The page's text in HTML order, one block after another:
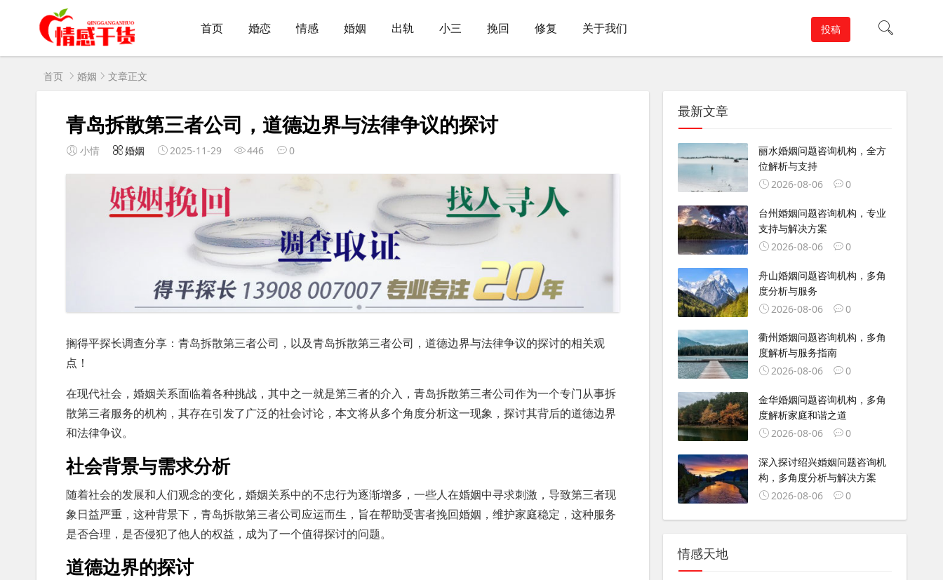
首页 婚恋 情感 婚姻 出轨 小三 挽回 修复 关于我们 投稿
首页 婚姻 文章正文
青岛拆散第三者公司，道德边界与法律争议的探讨
小情 婚姻 2025-11-29 446 0
搁得平探长调查分享：青岛拆散第三者公司，以及青岛拆散第三者公司，道德边界与法律争议的探讨的相关观
点！
在现代社会，婚姻关系面临着各种挑战，其中之一就是第三者的介入，青岛拆散第三者公司作为一个专门从事拆
散第三者服务的机构，其存在引发了广泛的社会讨论，本文将从多个角度分析这一现象，探讨其背后的道德边界
和法律争议。
社会背景与需求分析
随着社会的发展和人们观念的变化，婚姻关系中的不忠行为逐渐增多，一些人在婚姻中寻求刺激，导致第三者现
象日益严重，这种背景下，青岛拆散第三者公司应运而生，旨在帮助受害者挽回婚姻，维护家庭稳定，这种服务
是否合理，是否侵犯了他人的权益，成为了一个值得探讨的问题。
道德边界的探讨
最新文章
丽水婚姻问题咨询机构，全方
位解析与支持
2026-08-06
0
台州婚姻问题咨询机构，专业
支持与解决方案
2026-08-06
0
舟山婚姻问题咨询机构，多角
度分析与服务
2026-08-06
0
衢州婚姻问题咨询机构，多角
度解析与服务指南
2026-08-06
0
金华婚姻问题咨询机构，多角
度解析家庭和谐之道
2026-08-06
0
深入探讨绍兴婚姻问题咨询机
构，多角度分析与解决方案
2026-08-06
0
情感天地